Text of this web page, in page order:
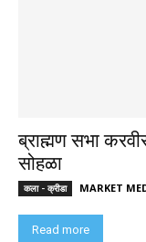
ब्राह्मण सभा
सोहळा
कला - क्रीडा MARKET
Read more